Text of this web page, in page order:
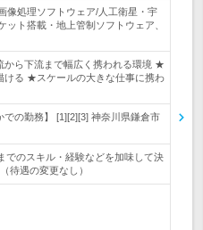
像処理ソフトウェア/人工衛星・宇
ット搭載・地上管制ソフトウェア、
から下流まで幅広く携われる環境 ★
ける ★スケールの大きな仕事に携わ
での勤務】 [1][2][3] 神奈川県鎌倉市
でのスキル・経験などを加味して決
待遇の変更なし）